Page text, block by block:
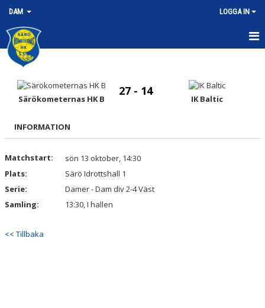
DAM LOGGA IN
HEM
NYHETER
MATCHER
TRUPPEN
BILDGALLERI
DOKUMENT
KONTAKT
Särökometernas HK B
27 - 14
IK Baltic
INFORMATION
Matchstart:
sön 13 oktober, 14:30
Plats:
Särö Idrottshall 1
Serie:
Damer - Dam div 2-4 Väst
Samling:
13:30, I hallen
<< Tillbaka